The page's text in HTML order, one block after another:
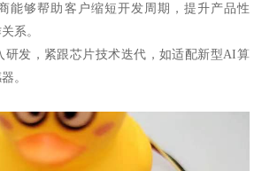
能够帮助客户缩短开发周期，提升产品性
系。
研发，紧跟芯片技术迭代，如适配新型AI算
。